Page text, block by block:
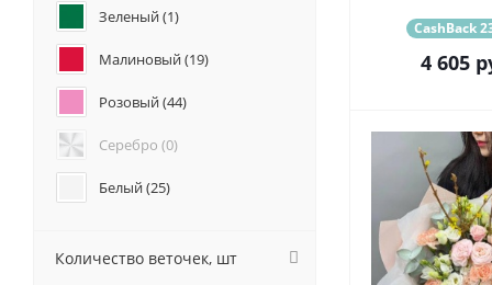
CashBack
4 605
Подсолнухи (0
Анемоны (0)
Гвоздики (
Геогрины (0)
Каллы (
)
Маттиола (0)
Зеленый (1)
Малиновый (19)
Розовый (44)
Серебро (0)
Белый (25)
Количество веточек, шт